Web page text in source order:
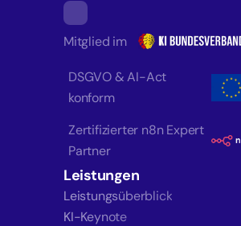
Mitglied im
DSGVO & AI-Act
konform
Zertifizierter n8n Expert
Partner
Leistungen
Leistungsüberblick
KI-Keynote